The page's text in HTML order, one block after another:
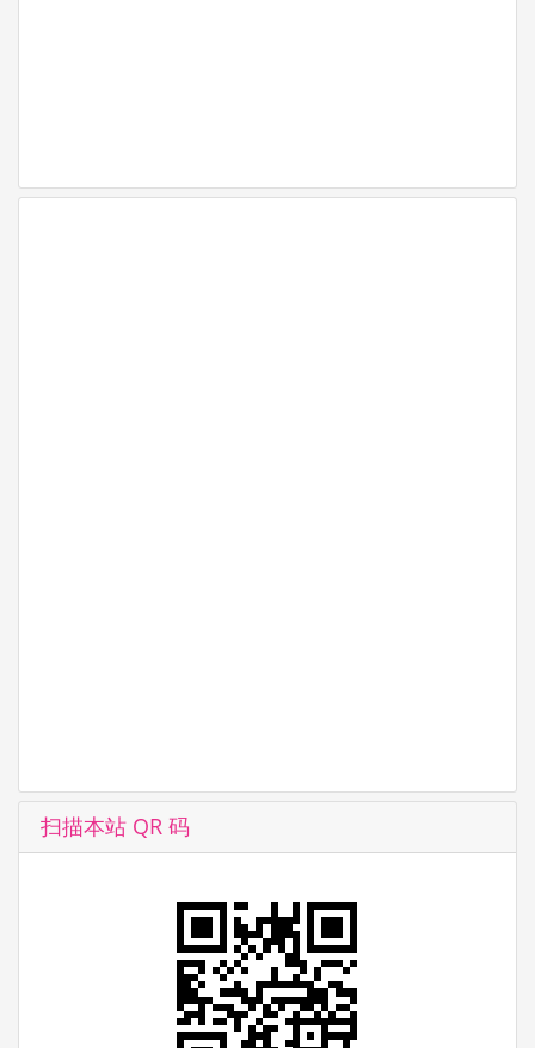
扫描本站 QR 码